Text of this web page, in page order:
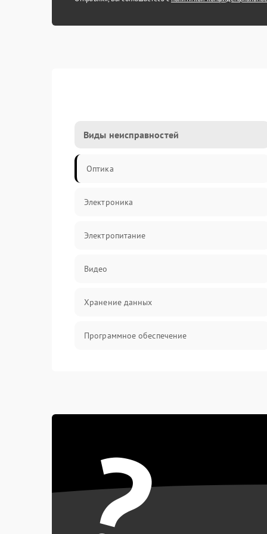
Виды неисправностей
Оптика
Электроника
Электропитание
Видео
Хранение данных
Программное обеспечение